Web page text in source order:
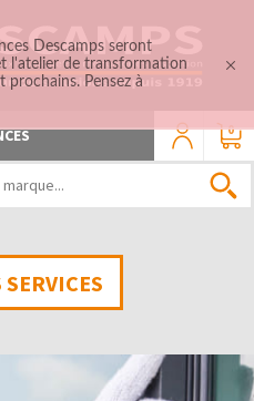
0
SERVICES
Descamps seront
l'atelier de transformation
prochains. Pensez à